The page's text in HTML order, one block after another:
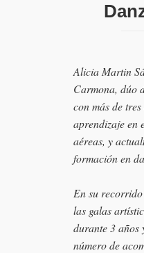
Alicia Martin
Carmona, dúo
con más de
aprendizaje en
aéreas, y
formación en
En su
las galas
durante 3 años
número de